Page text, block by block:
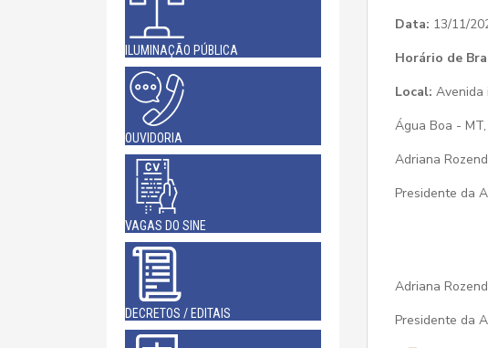
ILUMINAÇÃO PÚBLICA
OUVIDORIA
VAGAS DO SINE
DECRETOS / EDITAIS
Data: 13/11/
Horário de
Local: Avenida
Água Boa -
Adriana
Presidente da
Adriana
Presidente da